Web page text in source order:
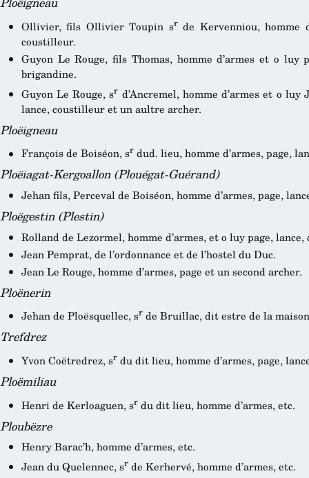
Ollivier, fils Ollivier Toupin srde Kervenniou, homme
coustilleur.
Guyon Le Rouge, fils Thomas, homme d’armes et o
brigandine.
Guyon Le Rouge, sr d’Ancremel, homme d’armes et o
lance, coustilleur et un aultre archer.
Ploëigneau
François de Boiséon, srdud. lieu, homme d’armes, page,
Ploëiagat-Kergoallon (Plouégat-Guérand)
Jehan fils, Perceval de Boiséon, homme d’armes, page,
Ploëgestin (Plestin)
Rolland de Lezormel, homme d’armes, et o luy page,
Jean Pemprat, de l’ordonnance et de l’hostel du Duc.
Jean Le Rouge, homme d’armes, page et un second archer.
Ploënerin
Jehan de Ploësquellec, srde Bruillac, dit estre de la
Trefdrez
Yvon Coëtredrez, srdu dit lieu, homme d’armes, page,
Ploëmiliau
Henri de Kerloaguen, srdu dit lieu, homme d’armes, etc.
Ploubëzre
Henry Barac’h, homme d’armes, etc.
Jean du Quelennec, srde Kerhervé, homme d’armes, etc.